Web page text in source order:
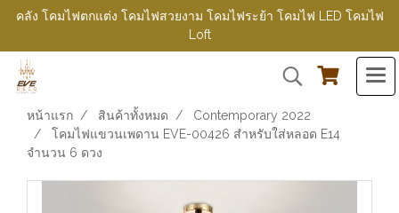
คลัง โคมไฟตกแต่ง โคมไฟสวยงาม โคมไฟระย้า โคมไฟ LED โคมไฟ
Loft
หน้าแรก สินค้าทั้งหมด
Contemporary 2022
โคมไฟแขวนเพดาน EVE-00426 สำหรับใส่หลอด E14
จำนวน 6 ดวง